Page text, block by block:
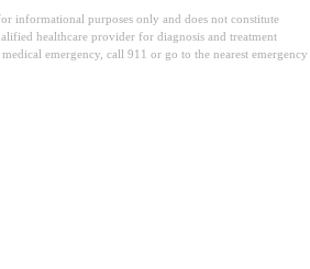
informational purposes only and does not constitute
healthcare provider for diagnosis and treatment
emergency, call 911 or go to the nearest emergency